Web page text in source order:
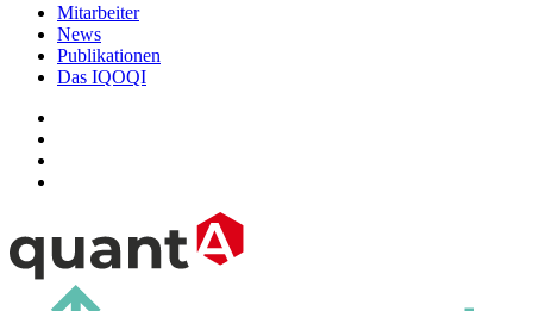
Mitarbeiter
News
Publikationen
Das IQOQI